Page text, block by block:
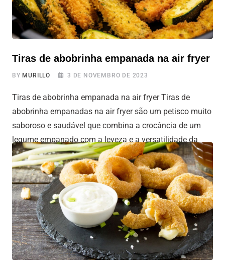
Tiras de abobrinha empanada na air fryer
BYMURILLO 3 DE NOVEMBRO DE 2023
Tiras de abobrinha empanada na air fryer Tiras de
abobrinha empanadas na air fryer são um petisco muito
saboroso e saudável que combina a crocância de um
legume empanado com a leveza e a versatilidade da
abobrinha italiana. Esta receita é ótima para quem
procura um aperitivo ou acompanhamento que seja fácil
de preparar e,